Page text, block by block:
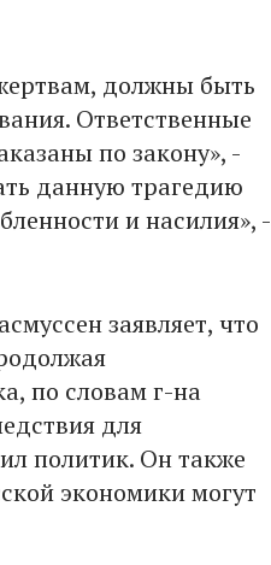
должны быть
Ответственные
по закону», -
данную трагедию
и насилия», -
заявляет, что
по словам г-на
для
политик. Он также
экономики могут